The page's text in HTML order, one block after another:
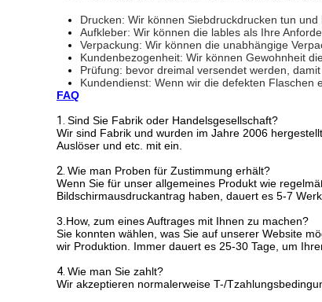
Drucken: Wir können Siebdruckdrucken tun
Aufkleber: Wir können die lables als Ihre
Verpackung: Wir können die unabhängige
Kundenbezogenheit: Wir können Gewohnheit
Prüfung: bevor dreimal versendet werden,
Kundendienst: Wenn wir die defekten Flaschen
FAQ
1. Sind Sie Fabrik oder Handelsgesellschaft?
Wir sind Fabrik und wurden im Jahre 2006
Auslöser und etc. mit ein.
2. Wie man Proben für Zustimmung erhält?
Wenn Sie für unser allgemeines Produkt wie
Bildschirmausdruckantrag haben, dauert es 5-7
3.How, zum eines Auftrages mit Ihnen zu machen?
Sie konnten wählen, was Sie auf unserer Website
wir Produktion. Immer dauert es 25-30 Tage, um
4. Wie man Sie zahlt?
Wir akzeptieren normalerweise T-/